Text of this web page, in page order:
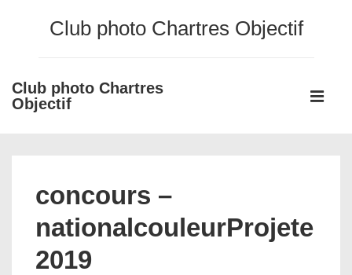
principal
Club photo Chartres Objectif
Club photo Chartres
Objectif
Main
concours –
nationalcouleurProjete
2019